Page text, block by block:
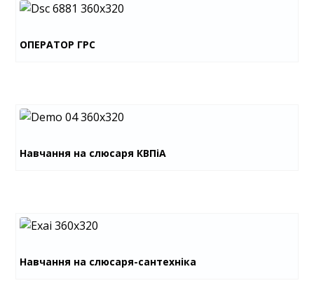
ОПЕРАТОР ГРС
Навчання на слюсаря КВПіА
Навчання на слюсаря-сантехніка